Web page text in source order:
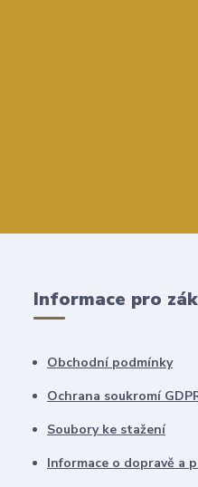
Informace pro
Obchodní podmínky
Ochrana soukromí
Soubory ke stažení
Informace o dopravě a